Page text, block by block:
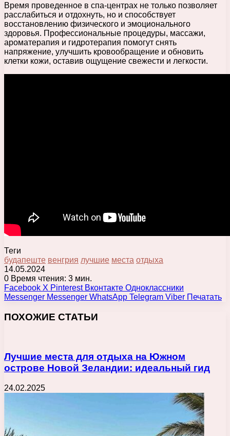
Время проведенное в спа-центрах не только позволяет
расслабиться и отдохнуть, но и способствует
восстановлению физического и эмоционального
здоровья. Профессиональные процедуры, массажи,
ароматерапия и гидротерапия помогут снять
напряжение, улучшить кровообращение и обновить
клетки кожи, оставив ощущение свежести и легкости.
Теги
будапеште венгрия лучшие места отдыха
14.05.2024
0 Время чтения: 3 мин.
Facebook X Pinterest Вконтакте Одноклассники
Messenger Messenger WhatsApp Telegram Viber Печатать
ПОХОЖИЕ СТАТЬИ
Лучшие места для отдыха на Южном
острове Новой Зеландии: идеальный гид
24.02.2025